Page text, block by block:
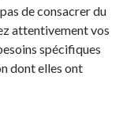
de consacrer du
attentivement vos
spécifiques
dont elles ont